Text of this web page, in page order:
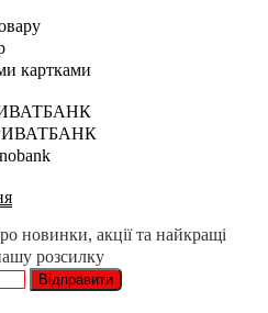
картками
новинки, акції та найкращі
розсилку
Відправити